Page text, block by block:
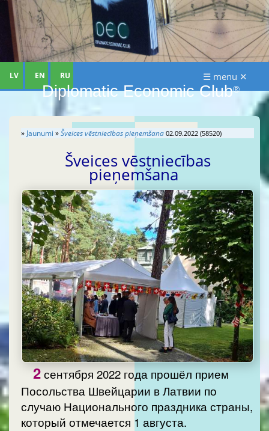
Diplomatic Economic Club®
LV EN RU ☰ menu ✕
» Jaunumi »Šveices vēstniecības pieņemšana 02.09.2022 (58520)
Šveices vēstniecības
pieņemšana
2сентября 2022 года прошёл прием
Посольства Швейцарии в Латвии по
случаю Национального праздника страны,
который отмечается 1 августа.